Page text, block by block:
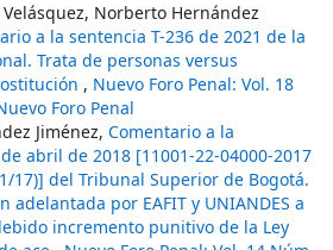
Norberto Hernández
a la sentencia T-236 de 2021 de la
Trata de personas versus
, Nuevo Foro Penal: Vol. 18
Foro Penal
Jiménez, Comentario a la
abril de 2018 [11001-22-04000-2017
17)] del Tribunal Superior de Bogotá.
adelantada por EAFIT y UNIANDES a
incremento punitivo de la Ley